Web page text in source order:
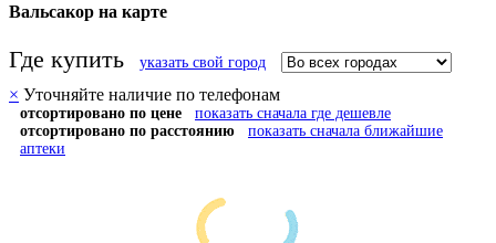
Вальсакор на карте
Где купить указать свой город
× Уточняйте наличие по телефонам
отсортировано по цене
показать сначала где дешевле
отсортировано по расстоянию
показать сначала ближайшие
аптеки